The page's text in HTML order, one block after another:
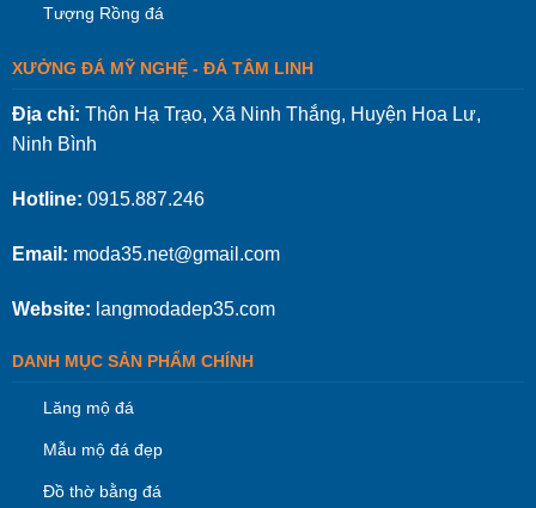
Tượng Rồng đá
XƯỞNG ĐÁ MỸ NGHỆ - ĐÁ TÂM LINH
Địa chỉ: Thôn Hạ Trạo, Xã Ninh Thắng, Huyện Hoa Lư,
Ninh Bình
Hotline: 0915.887.246
Email: moda35.net@gmail.com
Website: langmodadep35.com
DANH MỤC SẢN PHẨM CHÍNH
Lăng mộ đá
Mẫu mộ đá đẹp
Đồ thờ bằng đá